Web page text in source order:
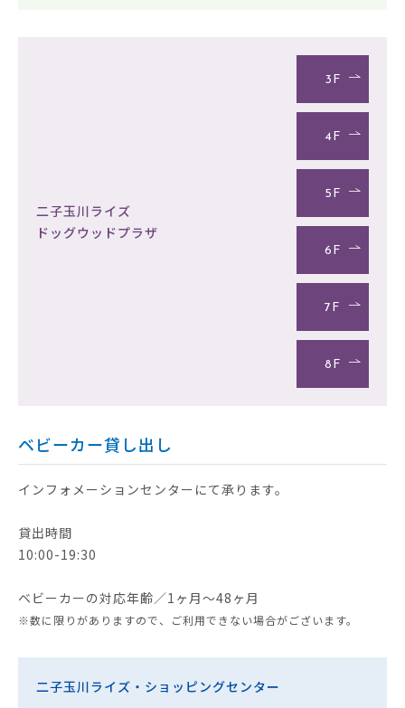
二子玉川ライズ
ドッグウッドプラザ
3F
4F
5F
6F
7F
8F
ベビーカー貸し出し
インフォメーションセンターにて承ります。
貸出時間
10:00-19:30
ベビーカーの対応年齢／1ヶ月～48ヶ月
※数に限りがありますので、ご利用できない場合がございます。
二子玉川ライズ・ショッピングセンター